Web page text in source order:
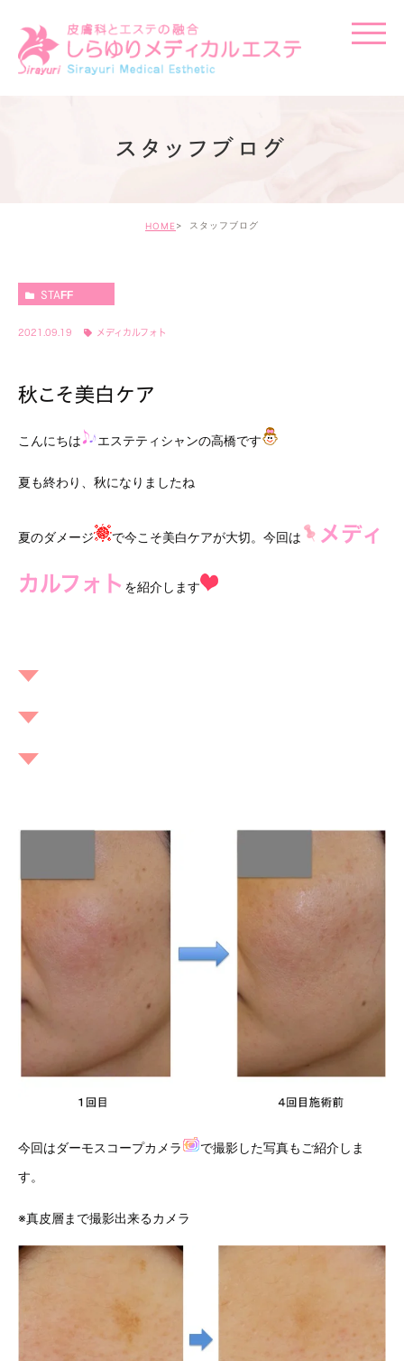
スタッフブログ
HOME スタッフブログ
STAFF
2021.09.19 メディカルフォト
秋こそ美白ケア
こんにちは エステティシャンの高橋です
夏も終わり、秋になりましたね
夏のダメージ で今こそ美白ケアが大切。今回は メディ
カルフォト を紹介します
今回はダーモスコープカメラ
で撮影した写真もご紹介しま
す。
※真皮層まで撮影出来るカメラ